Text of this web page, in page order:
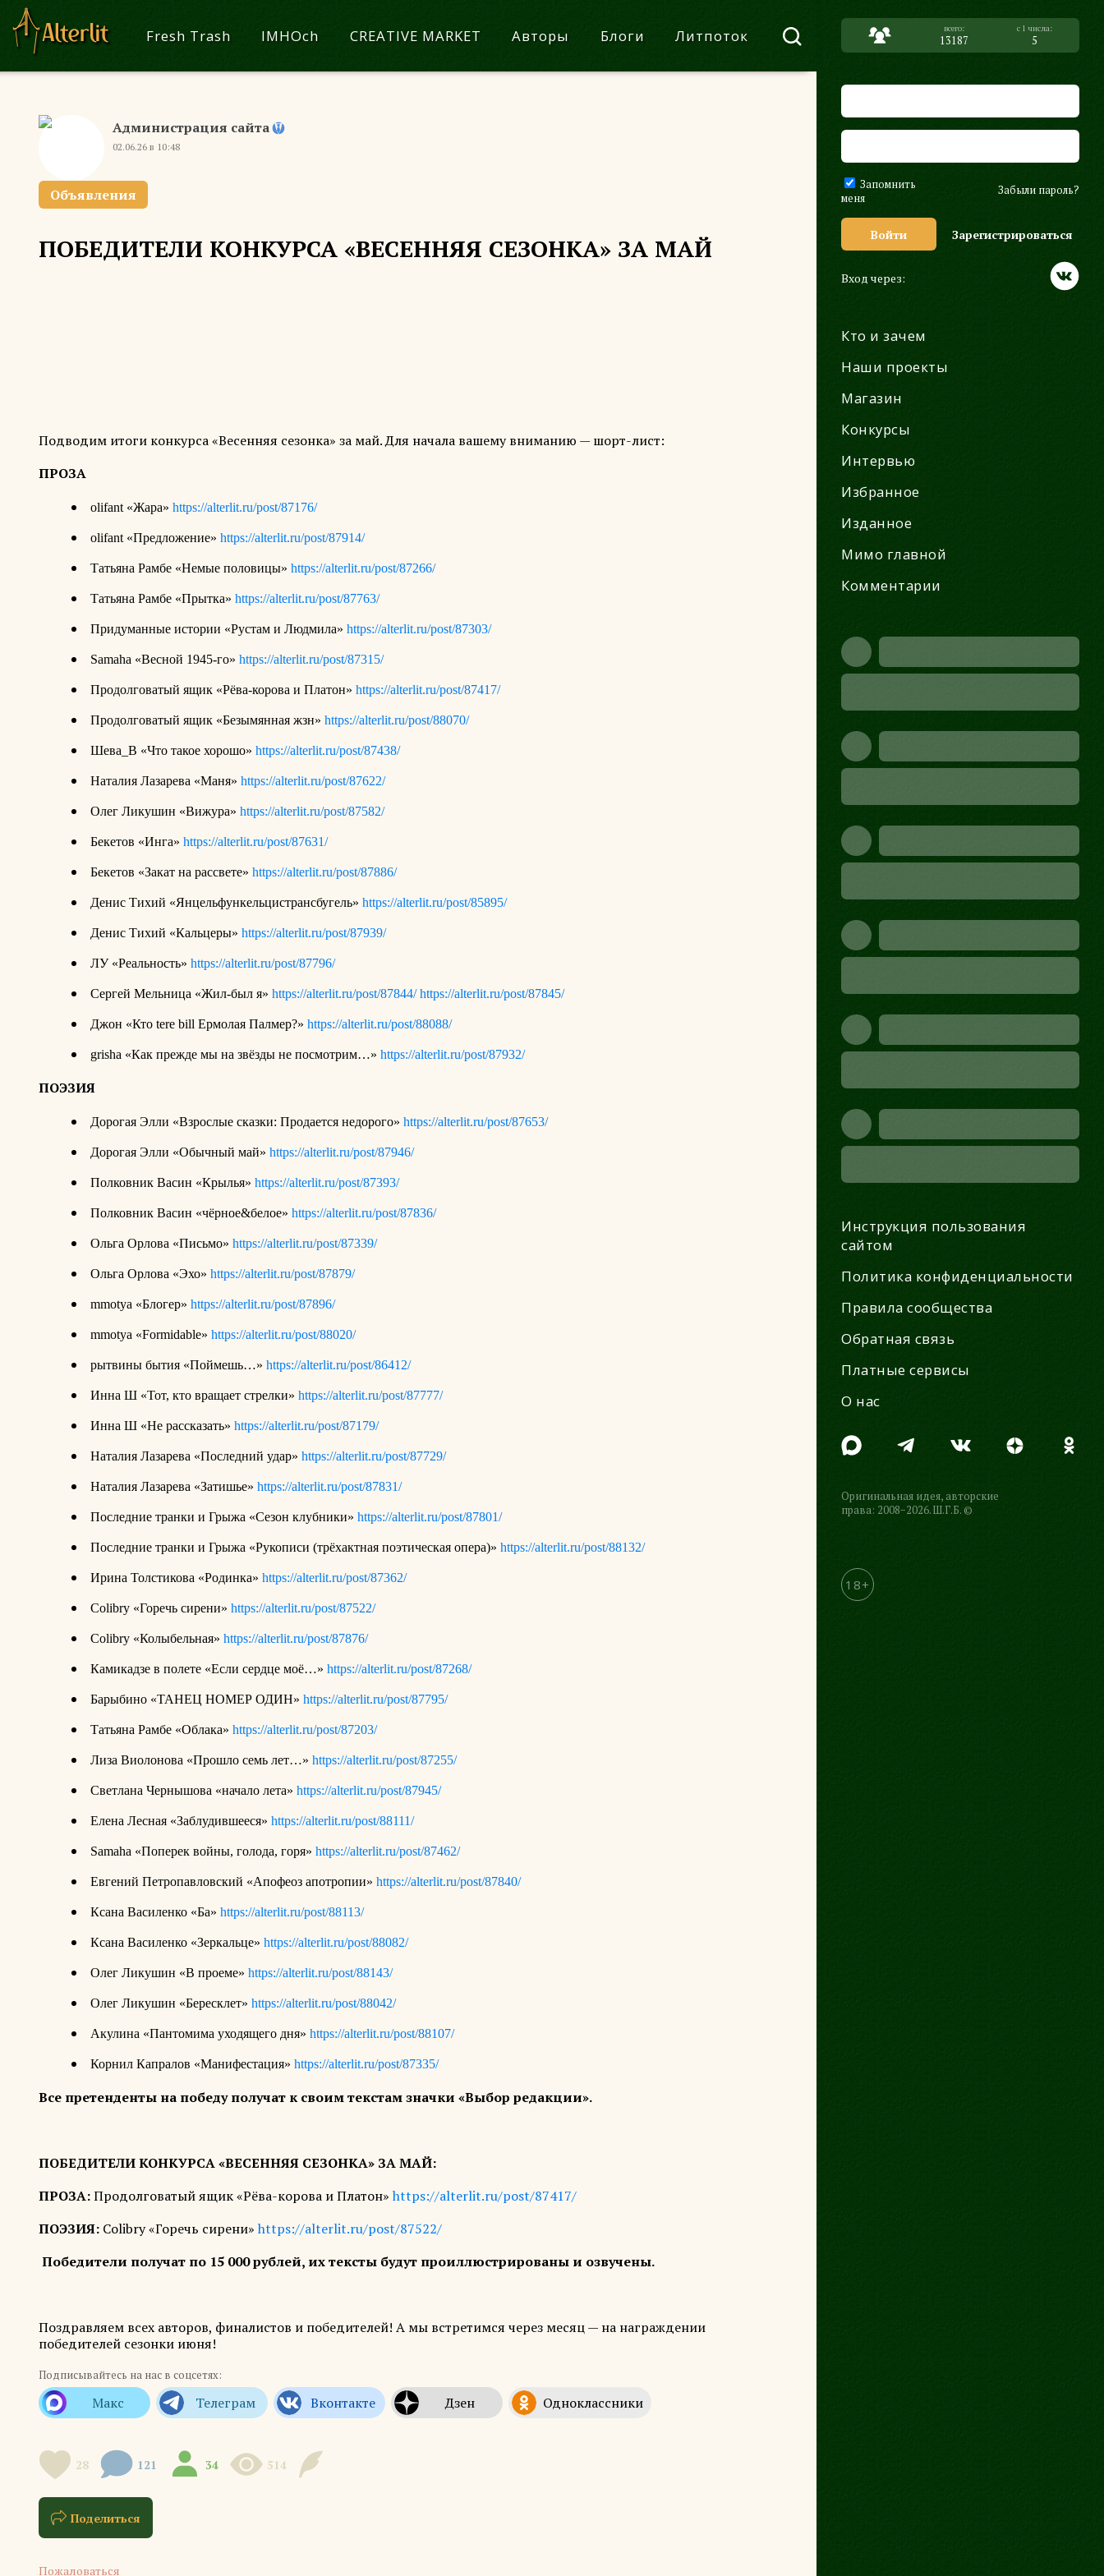
13187 5
Запомнить
меня
Забыли пароль?
Войти Зарегистрироваться
Вход через:
Кто и зачем
Наши проекты
Магазин
Конкурсы
Интервью
Избранное
Изданное
Мимо главной
Комментарии
Инструкция пользования
сайтом
Политика конфиденциальности
Правила сообщества
Обратная связь
Платные сервисы
О нас
Оригинальная идея, авторские
права: 2008−2026. Ш.Г.Б. ©
18+
Fresh Trash IMHOch CREATIVE MARKET Авторы Блоги Литпоток
Администрация сайта
02.06.26 в 10:48
Объявления
ПОБЕДИТЕЛИ КОНКУРСА «ВЕСЕННЯЯ СЕЗОНКА» ЗА МАЙ
Подводим итоги конкурса «Весенняя сезонка» за май. Для начала вашему вниманию — шорт-лист:
ПРОЗА
olifant «Жара» https://alterlit.ru/post/87176/
olifant «Предложение» https://alterlit.ru/post/87914/
Татьяна Рамбе «Немые половицы» https://alterlit.ru/post/87266/
Татьяна Рамбе «Прытка» https://alterlit.ru/post/87763/
Придуманные истории «Рустам и Людмила» https://alterlit.ru/post/87303/
Samaha «Весной 1945-го» https://alterlit.ru/post/87315/
Продолговатый ящик «Рёва-корова и Платон» https://alterlit.ru/post/87417/
Продолговатый ящик «Безымянная жзн» https://alterlit.ru/post/88070/
Шева_В «Что такое хорошо» https://alterlit.ru/post/87438/
Наталия Лазарева «Маня» https://alterlit.ru/post/87622/
Олег Ликушин «Вижура» https://alterlit.ru/post/87582/
Бекетов «Инга» https://alterlit.ru/post/87631/
Бекетов «Закат на рассвете» https://alterlit.ru/post/87886/
Денис Тихий «Янцельфункельцистрансбугель» https://alterlit.ru/post/85895/
Денис Тихий «Кальцеры» https://alterlit.ru/post/87939/
ЛУ «Реальность» https://alterlit.ru/post/87796/
Сергей Мельница «Жил-был я» https://alterlit.ru/post/87844/ https://alterlit.ru/post/87845/
Джон «Кто tere bill Ермолая Палмер?» https://alterlit.ru/post/88088/
grisha «Как прежде мы на звёзды не посмотрим…» https://alterlit.ru/post/87932/
ПОЭЗИЯ
Дорогая Элли «Взрослые сказки: Продается недорого» https://alterlit.ru/post/87653/
Дорогая Элли «Обычный май» https://alterlit.ru/post/87946/
Полковник Васин «Крылья» https://alterlit.ru/post/87393/
Полковник Васин «чёрное&белое» https://alterlit.ru/post/87836/
Ольга Орлова «Письмо» https://alterlit.ru/post/87339/
Ольга Орлова «Эхо» https://alterlit.ru/post/87879/
mmotya «Блогер» https://alterlit.ru/post/87896/
mmotya «Formidable» https://alterlit.ru/post/88020/
рытвины бытия «Поймешь…» https://alterlit.ru/post/86412/
Инна Ш «Тот, кто вращает стрелки» https://alterlit.ru/post/87777/
Инна Ш «Не рассказать» https://alterlit.ru/post/87179/
Наталия Лазарева «Последний удар» https://alterlit.ru/post/87729/
Наталия Лазарева «Затишье» https://alterlit.ru/post/87831/
Последние транки и Грыжа «Сезон клубники» https://alterlit.ru/post/87801/
Последние транки и Грыжа «Рукописи (трёхактная поэтическая опера)» https://alterlit.ru/post/88132/
Ирина Толстикова «Родинка» https://alterlit.ru/post/87362/
Colibry «Горечь сирени» https://alterlit.ru/post/87522/
Colibry «Колыбельная» https://alterlit.ru/post/87876/
Камикадзе в полете «Если сердце моё…» https://alterlit.ru/post/87268/
Барыбино «ТАНЕЦ НОМЕР ОДИН» https://alterlit.ru/post/87795/
Татьяна Рамбе «Облака» https://alterlit.ru/post/87203/
Лиза Виолонова «Прошло семь лет…» https://alterlit.ru/post/87255/
Светлана Чернышова «начало лета» https://alterlit.ru/post/87945/
Елена Лесная «Заблудившееся» https://alterlit.ru/post/88111/
Samaha «Поперек войны, голода, горя» https://alterlit.ru/post/87462/
Евгений Петропавловский «Апофеоз апотропии» https://alterlit.ru/post/87840/
Ксана Василенко «Ба» https://alterlit.ru/post/88113/
Ксана Василенко «Зеркальце» https://alterlit.ru/post/88082/
Олег Ликушин «В проеме» https://alterlit.ru/post/88143/
Олег Ликушин «Бересклет» https://alterlit.ru/post/88042/
Акулина «Пантомима уходящего дня» https://alterlit.ru/post/88107/
Корнил Капралов «Манифестация» https://alterlit.ru/post/87335/
Все претенденты на победу получат к своим текстам значки «Выбор редакции».
ПОБЕДИТЕЛИ КОНКУРСА «ВЕСЕННЯЯ СЕЗОНКА» ЗА МАЙ:
ПРОЗА:Продолговатый ящик «Рёва-корова и Платон»https://alterlit.ru/post/87417/
ПОЭЗИЯ: Colibry«Горечь сирени»https://alterlit.ru/post/87522/
Победители получат по 15 000 рублей, их тексты будут проиллюстрированы и озвучены.
Поздравляем всех авторов, финалистов и победителей! А мы встретимся через месяц — на награждении
победителей сезонки июня!
Подписывайтесь на нас в соцсетях:
28 121 34 514
Поделиться
Пожаловаться